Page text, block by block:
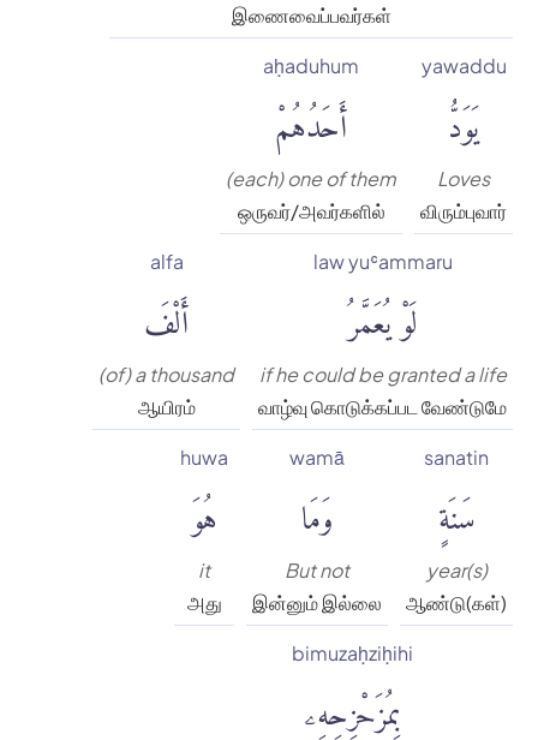
இணைவைப்பவர்கள்
yawaddu
يَوَدُّ
Loves
விரும்புவார்
aḥaduhum
أَحَدُهُمْ
(each) one of them
ஒருவர்/அவர்களில்
law yuʿammaru
لَوْ يُعَمَّرُ
if he could be granted a life
வாழ்வு கொடுக்கப்பட வேண்டுமே
alfa
أَلْفَ
(of) a thousand
ஆயிரம்
sanatin
سَنَةٍ
year(s)
ஆண்டு(கள்)
wamā
وَمَا
But not
இன்னும் இல்லை
huwa
هُوَ
it
அது
bimuzaḥziḥihi
بِمُزَحْزِحِهِۦ